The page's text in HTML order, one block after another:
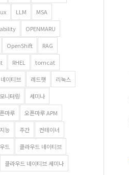
LLM MSA
OPENMARU
OpenShift RAG
RHEL tomcat
네이티브 레드햇 리눅스
모니터링 세미나
마루 오픈마루 APM
능 주간 컨테이너
드 클라우드 네이티브
클라우드 네이티브 세미나